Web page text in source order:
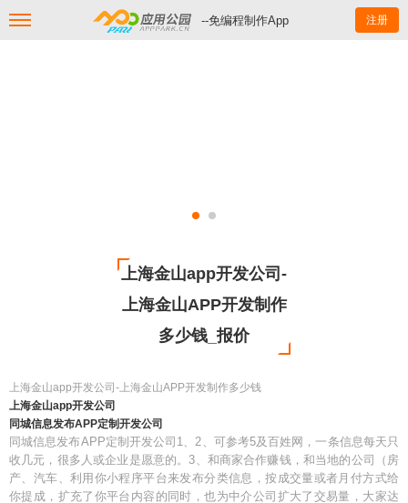
--免编程制作App 注册
上海金山app开发公司-
上海金山APP开发制作
多少钱_报价
上海金山app开发公司-上海金山APP开发制作多少钱
上海金山app开发公司
同城信息发布APP定制开发公司
同城信息发布APP定制开发公司1、2、可参考5及百姓网，一条信息每天只
收几元，很多人或企业是愿意的。3、和商家合作赚钱，和当地的公司（房
产、汽车、利用你小程序平台来发布分类信息，按成交量或者月付方式给
你提成，扩充了你平台内容的同时，也为中介公司扩大了交易量，大家达